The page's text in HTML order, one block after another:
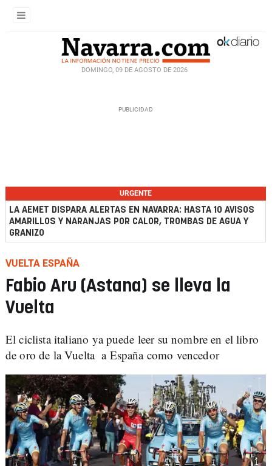
DOMINGO, 09 DE AGOSTO DE 2026
URGENTE
LA AEMET DISPARA ALERTAS EN NAVARRA: HASTA 10 AVISOS
AMARILLOS Y NARANJAS POR CALOR, TROMBAS DE AGUA Y
GRANIZO
VUELTA ESPAÑA
Fabio Aru (Astana) se lleva la
Vuelta
El ciclista italiano ya puede leer su nombre en el libro
de oro de la Vuelta a España como vencedor